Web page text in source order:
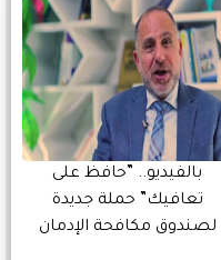
بالفيديو.. ”حافظ على
تعافيك” حملة جديدة
لصندوق مكافحة الإدمان